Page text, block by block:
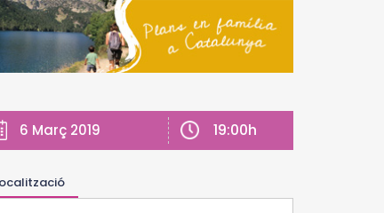
6 Març 2019 19:00h